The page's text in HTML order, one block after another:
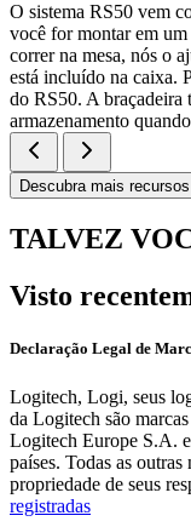
O sistema RS50 vem
você for montar em
correr na mesa, nós o
está incluído na caixa.
do RS50. A braçadeira
armazenamento
Descubra mais recursos
TALVEZ
Visto
Declaração Legal de
Logitech, Logi, seus
da Logitech são
Logitech Europe S.A.
países. Todas as outras
propriedade de seus
registradas